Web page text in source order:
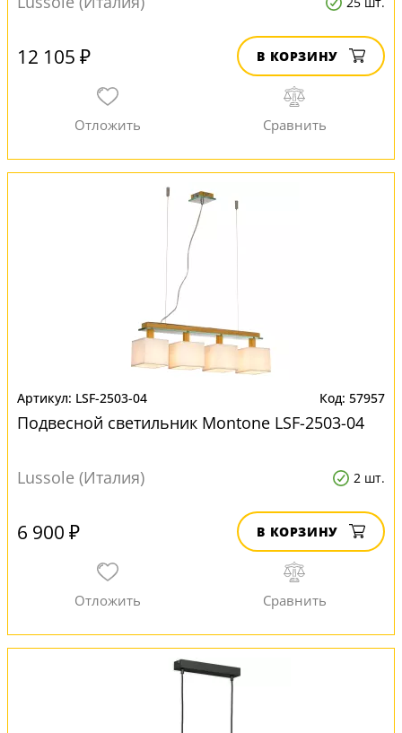
12 105 ₽ В КОРЗИНУ
LSF-2503-04 57957
Подвесной светильник Montone LSF-2503-04
Lussole (Италия) 2 шт.
6 900 ₽ В КОРЗИНУ